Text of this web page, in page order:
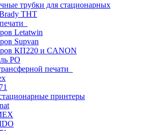
трубки для стационарных
THT
Letatwin
Supvan
КП220 и CANON
PO
печати
принтеры